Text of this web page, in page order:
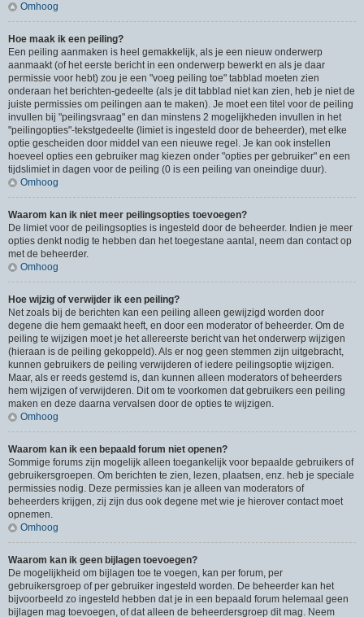
Omhoog
Hoe maak ik een peiling?
Een peiling aanmaken is heel gemakkelijk, als je een nieuw onderwerp
aanmaakt (of het eerste bericht in een onderwerp bewerkt en als je daar
permissie voor hebt) zou je een "voeg peiling toe" tabblad moeten zien
onderaan het berichten-gedeelte (als je dit tabblad niet kan zien, heb je niet de
juiste permissies om peilingen aan te maken). Je moet een titel voor de peiling
invullen bij "peilingsvraag" en dan minstens 2 mogelijkheden invullen in het
"peilingopties"-tekstgedeelte (limiet is ingesteld door de beheerder), met elke
optie gescheiden door middel van een nieuwe regel. Je kan ook instellen
hoeveel opties een gebruiker mag kiezen onder "opties per gebruiker" en een
tijdslimiet in dagen voor de peiling (0 is een peiling van oneindige duur).
Omhoog
Waarom kan ik niet meer peilingsopties toevoegen?
De limiet voor de peilingsopties is ingesteld door de beheerder. Indien je meer
opties denkt nodig te hebben dan het toegestane aantal, neem dan contact op
met de beheerder.
Omhoog
Hoe wijzig of verwijder ik een peiling?
Net zoals bij de berichten kan een peiling alleen gewijzigd worden door
degene die hem gemaakt heeft, en door een moderator of beheerder. Om de
peiling te wijzigen moet je het allereerste bericht van het onderwerp wijzigen
(hieraan is de peiling gekoppeld). Als er nog geen stemmen zijn uitgebracht,
kunnen gebruikers de peiling verwijderen of iedere peilingsoptie wijzigen.
Maar, als er reeds gestemd is, dan kunnen alleen moderators of beheerders
hem wijzigen of verwijderen. Dit om te voorkomen dat gebruikers een peiling
maken en deze daarna vervalsen door de opties te wijzigen.
Omhoog
Waarom kan ik een bepaald forum niet openen?
Sommige forums zijn mogelijk alleen toegankelijk voor bepaalde gebruikers of
gebruikersgroepen. Om berichten te zien, lezen, plaatsen, enz. heb je speciale
permissies nodig. Deze permissies kan je alleen van moderators of
beheerders krijgen, zij zijn dus ook degene met wie je hierover contact moet
opnemen.
Omhoog
Waarom kan ik geen bijlagen toevoegen?
De mogelijkheid om bijlagen toe te voegen, kan per forum, per
gebruikersgroep of per gebruiker ingesteld worden. De beheerder kan het
bijvoorbeeld zo ingesteld hebben dat je in een bepaald forum helemaal geen
bijlagen mag toevoegen, of dat alleen de beheerdersgroep dit mag. Neem